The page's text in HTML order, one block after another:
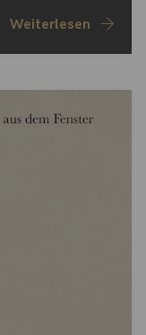
Weiterlesen